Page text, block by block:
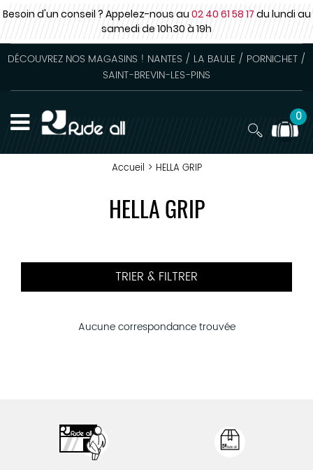
Besoin d'un conseil ? Appelez-nous au02 40 61 58 17du lundi au
samedide 10h30 à 19h
DÉCOUVREZ NOS MAGASINS ! NANTES / LA BAULE / PORNICHET /
SAINT-BREVIN-LES-PINS
0
Accueil > HELLA GRIP
HELLA GRIP
TRIER & FILTRER
Aucune correspondance trouvée